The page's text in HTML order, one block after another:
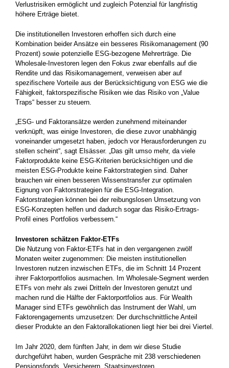
Verlustrisiken ermöglicht und zugleich Potenzial für langfristig
höhere Erträge bietet.
Die institutionellen Investoren erhoffen sich durch eine
Kombination beider Ansätze ein besseres Risikomanagement (90
Prozent) sowie potenzielle ESG-bezogene Mehrerträge. Die
Wholesale-Investoren legen den Fokus zwar ebenfalls auf die
Rendite und das Risikomanagement, verweisen aber auf
spezifischere Vorteile aus der Berücksichtigung von ESG wie die
Fähigkeit, faktorspezifische Risiken wie das Risiko von „Value
Traps“ besser zu steuern.
„ESG- und Faktoransätze werden zunehmend miteinander
verknüpft, was einige Investoren, die diese zuvor unabhängig
voneinander umgesetzt haben, jedoch vor Herausforderungen zu
stellen scheint“, sagt Elsässer. „Das gilt umso mehr, da viele
Faktorprodukte keine ESG-Kriterien berücksichtigen und die
meisten ESG-Produkte keine Faktorstrategien sind. Daher
brauchen wir einen besseren Wissenstransfer zur optimalen
Eignung von Faktorstrategien für die ESG-Integration.
Faktorstrategien können bei der reibungslosen Umsetzung von
ESG-Konzepten helfen und dadurch sogar das Risiko-Ertrags-
Profil eines Portfolios verbessern.“
Investoren schätzen Faktor-ETFs
Die Nutzung von Faktor-ETFs hat in den vergangenen zwölf
Monaten weiter zugenommen: Die meisten institutionellen
Investoren nutzen inzwischen ETFs, die im Schnitt 14 Prozent
ihrer Faktorportfolios ausmachen. Im Wholesale-Segment werden
ETFs von mehr als zwei Dritteln der Investoren genutzt und
machen rund die Hälfte der Faktorportfolios aus. Für Wealth
Manager sind ETFs gewöhnlich das Instrument der Wahl, um
Faktorengagements umzusetzen: Der durchschnittliche Anteil
dieser Produkte an den Faktorallokationen liegt hier bei drei Viertel.
Im Jahr 2020, dem fünften Jahr, in dem wir diese Studie
durchgeführt haben, wurden Gespräche mit 238 verschiedenen
Pensionsfonds, Versicherern, Staatsinvestoren,